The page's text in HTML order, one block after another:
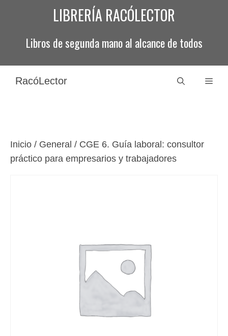
LIBRERÍA RACÓLECTOR
Libros de segunda mano al alcance de todos
RacóLector
Inicio / General / CGE 6. Guía laboral: consultor
práctico para empresarios y trabajadores